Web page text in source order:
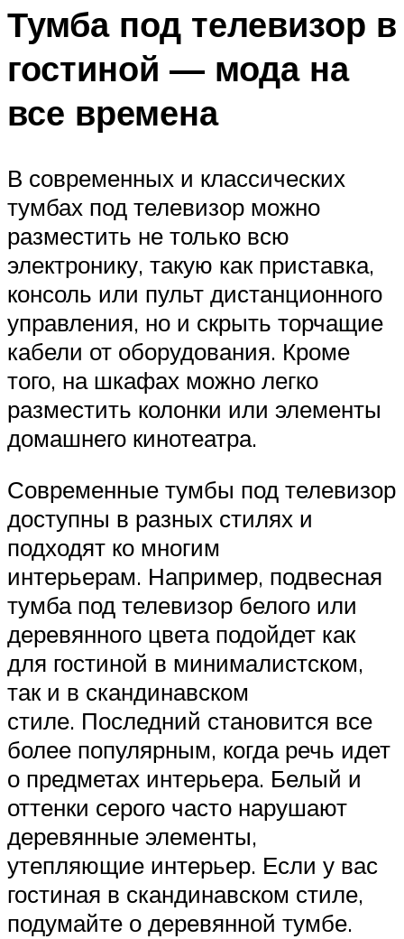
Тумба под телевизор в
гостиной — мода на
все времена
В современных и классических
тумбах под телевизор можно
разместить не только всю
электронику, такую ​​как приставка,
консоль или пульт дистанционного
управления, но и скрыть торчащие
кабели от оборудования. Кроме
того, на шкафах можно легко
разместить колонки или элементы
домашнего кинотеатра.
Современные тумбы под телевизор
доступны в разных стилях и
подходят ко многим
интерьерам. Например, подвесная
тумба под телевизор белого или
деревянного цвета подойдет как
для гостиной в минималистском,
так и в скандинавском
стиле. Последний становится все
более популярным, когда речь идет
о предметах интерьера. Белый и
оттенки серого часто нарушают
деревянные элементы,
утепляющие интерьер. Если у вас
гостиная в скандинавском стиле,
подумайте о деревянной тумбе.